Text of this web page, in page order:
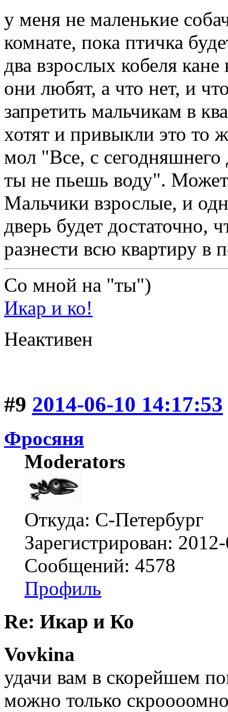
у меня не маленькие
комнате, пока птичка
два взрослых кобеля
они любят, а что нет, и
запретить мальчикам в
хотят и привыкли это то
мол "Все, с
ты не пьешь воду".
Мальчики взрослые, и
дверь будет достаточно,
разнести всю квартиру в
Со мной на "ты")
Икар и ко!
Неактивен
#9 2014-06-10 14:17:53
Фросяня
Moderators
Откуда: С-Петербург
Зарегистрирован:
Сообщений: 4578
Профиль
Re: Икар и Ко
Vovkina
удачи вам в скорейшем
можно только